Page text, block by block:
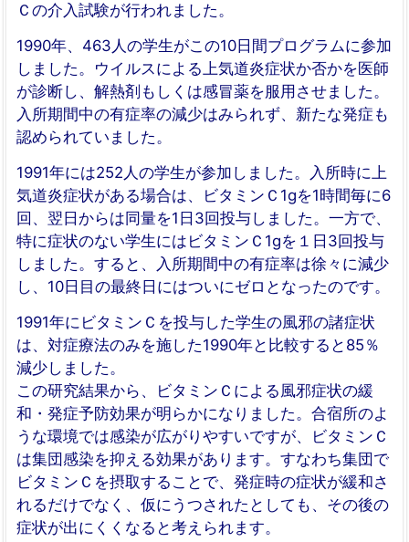
Ｃの介入試験が行われました。
1990年、463人の学生がこの10日間プログラムに参加
しました。ウイルスによる上気道炎症状か否かを医師
が診断し、解熱剤もしくは感冒薬を服用させました。
入所期間中の有症率の減少はみられず、新たな発症も
認められていました。
1991年には252人の学生が参加しました。入所時に上
気道炎症状がある場合は、ビタミンＣ1gを1時間毎に6
回、翌日からは同量を1日3回投与しました。一方で、
特に症状のない学生にはビタミンＣ1gを１日3回投与
しました。すると、入所期間中の有症率は徐々に減少
し、10日目の最終日にはついにゼロとなったのです。
1991年にビタミンＣを投与した学生の風邪の諸症状
は、対症療法のみを施した1990年と比較すると85％
減少しました。
この研究結果から、ビタミンＣによる風邪症状の緩
和・発症予防効果が明らかになりました。合宿所のよ
うな環境では感染が広がりやすいですが、ビタミンＣ
は集団感染を抑える効果があります。すなわち集団で
ビタミンＣを摂取することで、発症時の症状が緩和さ
れるだけでなく、仮にうつされたとしても、その後の
症状が出にくくなると考えられます。